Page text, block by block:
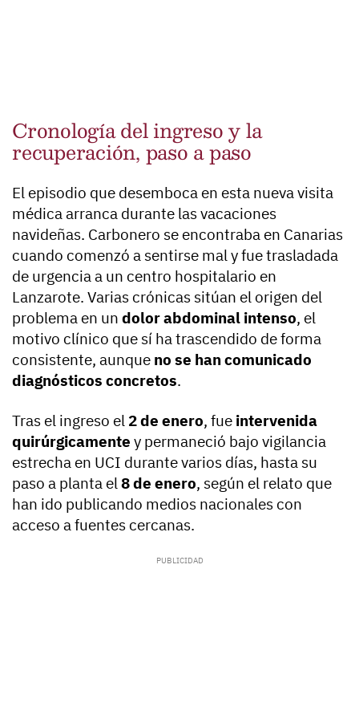
Cronología del ingreso y la
recuperación, paso a paso
El episodio que desemboca en esta nueva visita
médica arranca durante las vacaciones
navideñas. Carbonero se encontraba en Canarias
cuando comenzó a sentirse mal y fue trasladada
de urgencia a un centro hospitalario en
Lanzarote. Varias crónicas sitúan el origen del
problema en un dolor abdominal intenso, el
motivo clínico que sí ha trascendido de forma
consistente, aunque no se han comunicado
diagnósticos concretos.
Tras el ingreso el 2 de enero, fue intervenida
quirúrgicamente y permaneció bajo vigilancia
estrecha en UCI durante varios días, hasta su
paso a planta el8 de enero, según el relato que
han ido publicando medios nacionales con
acceso a fuentes cercanas.